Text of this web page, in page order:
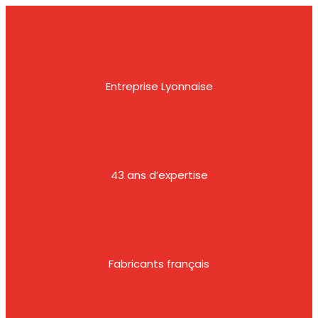
Entreprise Lyonnaise
43 ans d’expertise
Fabricants français